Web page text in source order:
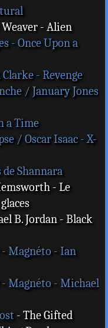
- Alien
- Once Upon a
- Revenge
/ January Jones
a Time
/ Oscar Isaac - X-
Shannara
- Le
B. Jordan - Black
Magnéto - Ian
Magnéto - Michael
- The Gifted